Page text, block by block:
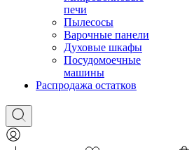
печи
Пылесосы
Варочные панели
Духовые шкафы
Посудомоечные
машины
Распродажа остатков